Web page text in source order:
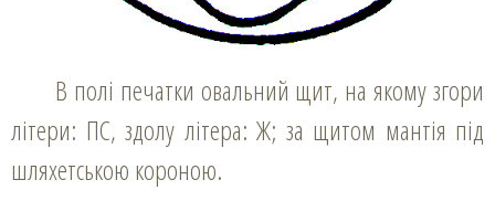
В полі печатки овальний щит, на якому згори
літери: ПС, здолу літера: Ж; за щитом мантія під
шляхетською короною.